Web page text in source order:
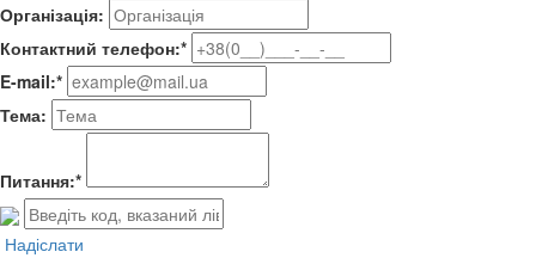
Організація:
Контактний телефон:*
E-mail:*
Тема:
Питання:*
Надіслати